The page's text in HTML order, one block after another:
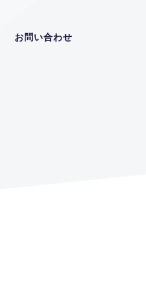
お問い合わせ